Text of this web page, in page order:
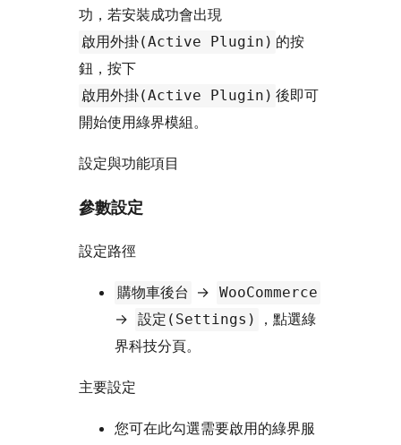
功，若安裝成功會出現
啟用外掛(Active Plugin) 的按
鈕，按下
啟用外掛(Active Plugin) 後即可
開始使用綠界模組。
設定與功能項目
參數設定
設定路徑
購物車後台 -> WooCommerce
-> 設定(Settings)
，點選綠
界科技分頁。
主要設定
您可在此勾選需要啟用的綠界服